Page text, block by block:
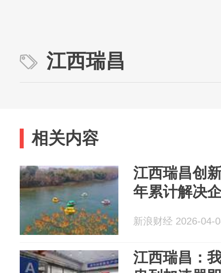
江西瑞昌
相关内容
江西瑞昌创
年累计解决
新浪财经 2026-04-
江西瑞昌：